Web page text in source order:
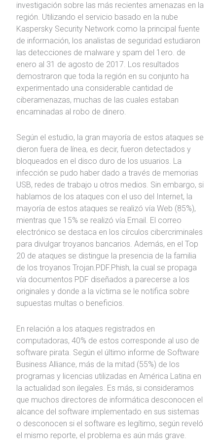
investigación sobre las más recientes amenazas en la
región. Utilizando el servicio basado en la nube
Kaspersky Security Network como la principal fuente
de información, los analistas de seguridad estudiaron
las detecciones de malware y spam del 1ero. de
enero al 31 de agosto de 2017. Los resultados
demostraron que toda la región en su conjunto ha
experimentado una considerable cantidad de
ciberamenazas, muchas de las cuales estaban
encaminadas al robo de dinero.
Según el estudio, la gran mayoría de estos ataques se
dieron fuera de línea, es decir, fueron detectados y
bloqueados en el disco duro de los usuarios. La
infección se pudo haber dado a través de memorias
USB, redes de trabajo u otros medios. Sin embargo, si
hablamos de los ataques con el uso del Internet, la
mayoría de estos ataques se realizó vía Web (85%),
mientras que 15% se realizó vía Email. El correo
electrónico se destaca en los círculos cibercriminales
para divulgar troyanos bancarios. Además, en el Top
20 de ataques se distingue la presencia de la familia
de los troyanos Trojan.PDF.Phish, la cual se propaga
vía documentos PDF diseñados a parecerse a los
originales y donde a la víctima se le notifica sobre
supuestas multas o beneficios.
En relación a los ataques registrados en
computadoras, 40% de estos corresponde al uso de
software pirata. Según el último informe de Software
Business Alliance, más de la mitad (55%) de los
programas y licencias utilizadas en América Latina en
la actualidad son ilegales. Es más, si consideramos
que muchos directores de informática desconocen el
alcance del software implementado en sus sistemas
o desconocen si el software es legítimo, según reveló
el mismo reporte, el problema es aún más grave.